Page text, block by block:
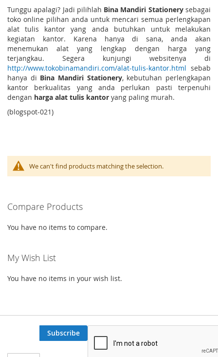
Tunggu apalagi? Jadi pilihlah Bina Mandiri Stationerysebagai
toko online pilihan anda untuk mencari semua perlengkapan
alat tulis kantor yang anda butuhkan untuk melakukan
kegiatan kantor. Karena hanya di sana, anda akan
menemukan alat yang lengkap dengan harga yang
terjangkau. Segera kunjungi websitenya di
http://www.tokobinamandiri.com/alat-tulis-kantor.html sebab
hanya di Bina Mandiri Stationery, kebutuhan perlengkapan
kantor berkualitas yang anda perlukan pasti terpenuhi
dengan harga alat tulis kantor yang paling murah.
(blogspot-021)
We can't find products matching the selection.
Compare Products
You have no items to compare.
My Wish List
You have no items in your wish list.
Subscribe